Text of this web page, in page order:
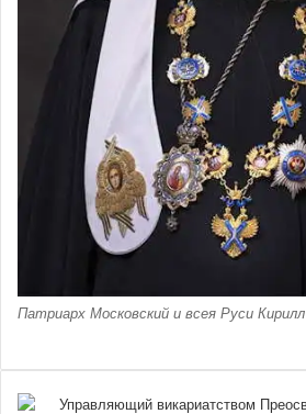
Патриарх Московский и всея Руси Кирилл